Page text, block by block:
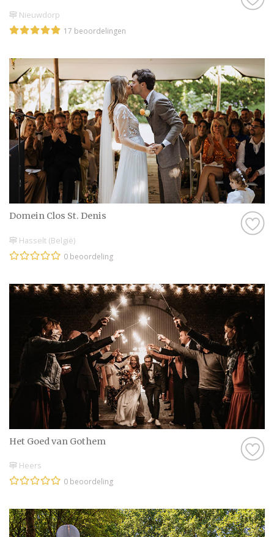
Nieuwdorp
17 beoordelingen
Domein Clos St. Denis
Hasselt (België)
0 beoordeling
Het Goed van Gothem
Heers
0 beoordeling